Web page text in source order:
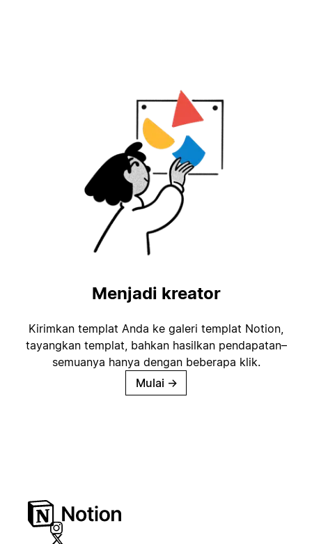
Menjadi kreator
Kirimkan templat Anda ke galeri templat Notion,
tayangkan templat, bahkan hasilkan pendapatan–
semuanya hanya dengan beberapa klik.
Mulai →